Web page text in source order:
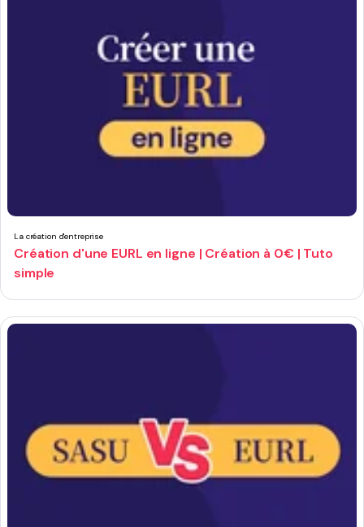
La création d'entreprise
Création d'une EURL en ligne | Création à 0€ | Tuto
simple